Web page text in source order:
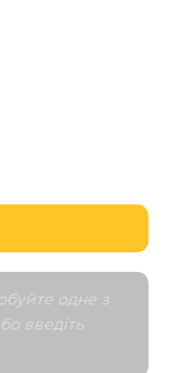
одне з
введіть